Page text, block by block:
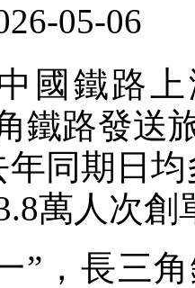
05-06
國鐵路
鐵路發送
同期日
萬人次創
，長三角